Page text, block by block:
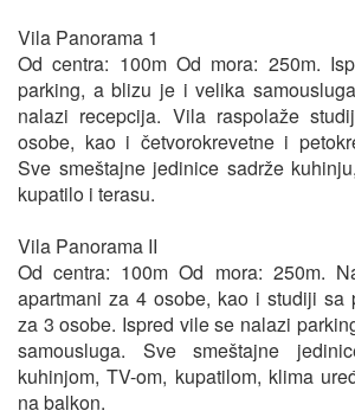
Vila Panorama 1
Od centra: 100m Od mora: 250m.
parking, a blizu je i velika
nalazi recepcija. Vila raspolaže
osobe, kao i četvorokrevetne i
Sve smeštajne jedinice sadrže
kupatilo i terasu.
Vila Panorama II
Od centra: 100m Od mora: 250m.
apartmani za 4 osobe, kao i studiji sa
za 3 osobe. Ispred vile se nalazi
samousluga. Sve smeštajne
kuhinjom, TV-om, kupatilom, klima
na balkon.